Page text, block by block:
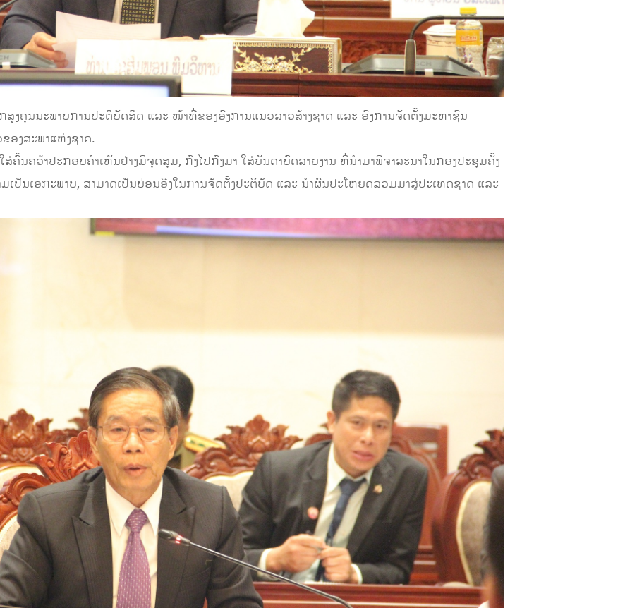
ສູງຄຸນນະພາບການປະຕິບັດສິດ ແລະ ໜ້າທີ່ຂອງອົງການແນວລາວສ້າງຊາດ ແລະ ອົງການຈັດຕັ້ງມະຫາຊົນ
ອງສະພາແຫ່ງຊາດ.
ຄົ້ນຄວ້າປະກອບຄໍາເຫັນຢ່າງມີຈຸດສຸມ, ກົງໄປກົງມາ ໃສ່ບັນດາບົດລາຍງານ ທີ່ນໍາມາພິຈາລະນາໃນກອງປະຊຸມຄັ້ງ
ປັນເອກະພາບ, ສາມາດເປັນບ່ອນອີງໃນການຈັດຕັ້ງປະຕິບັດ ແລະ ນໍາຜົນປະໂຫຍດລວມມາສູ່ປະເທດຊາດ ແລະ